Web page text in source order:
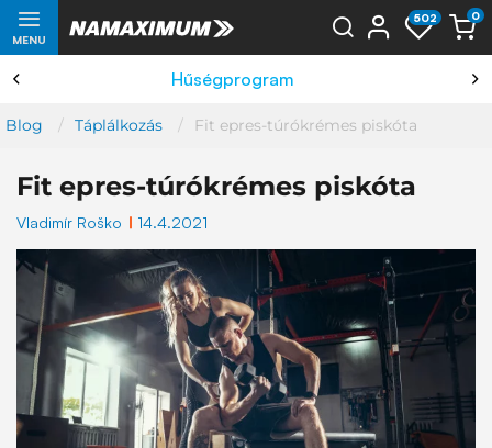
MENU
502 0
Blog Táplálkozás Fit epres-túrókrémes piskóta
Fit epres-túrókrémes piskóta
Vladimír Roško 14.4.2021